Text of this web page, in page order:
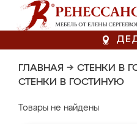
ГЛАВНАЯ → СТЕНКИ В
СТЕНКИ В ГОСТИНУЮ
Товары не найдены